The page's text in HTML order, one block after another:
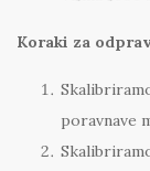
Koraki za
poravnave